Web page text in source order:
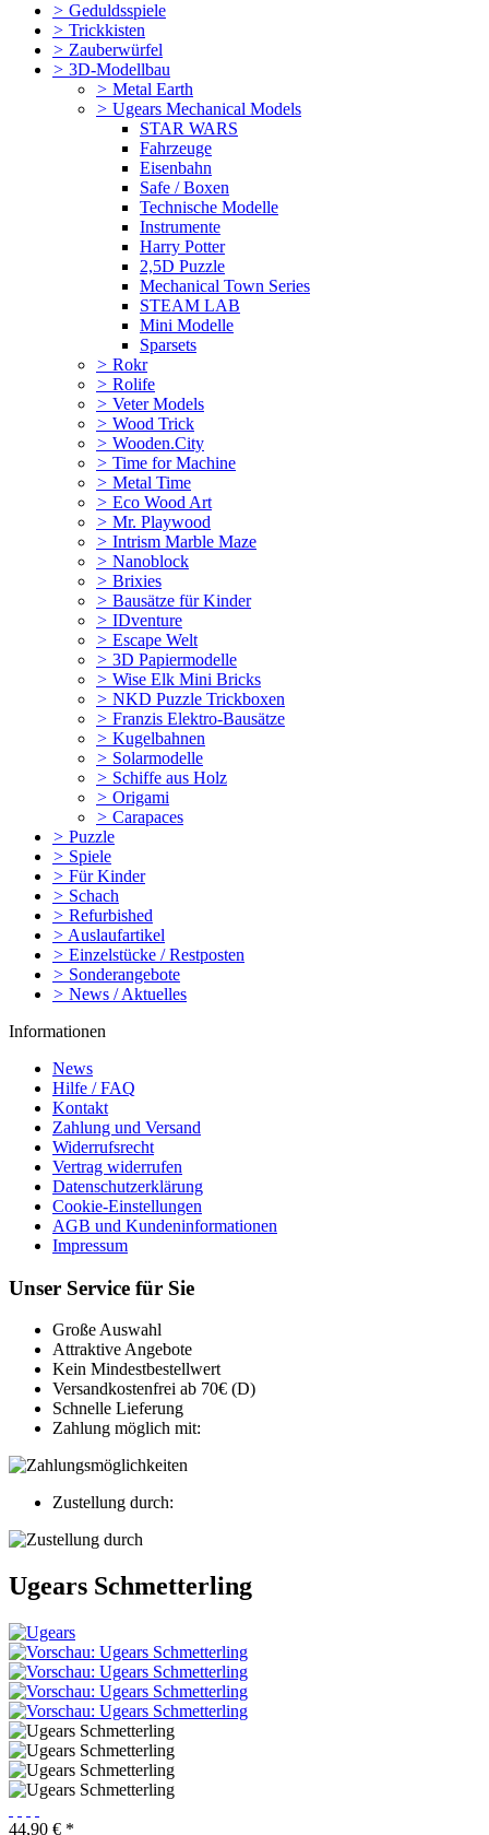
> Geduldsspiele
> Trickkisten
> Zauberwürfel
> 3D-Modellbau
> Metal Earth
> Ugears Mechanical Models
STAR WARS
Fahrzeuge
Eisenbahn
Safe / Boxen
Technische Modelle
Instrumente
Harry Potter
2,5D Puzzle
Mechanical Town Series
STEAM LAB
Mini Modelle
Sparsets
> Rokr
> Rolife
> Veter Models
> Wood Trick
> Wooden.City
> Time for Machine
> Metal Time
> Eco Wood Art
> Mr. Playwood
> Intrism Marble Maze
> Nanoblock
> Brixies
> Bausätze für Kinder
> IDventure
> Escape Welt
> 3D Papiermodelle
> Wise Elk Mini Bricks
> NKD Puzzle Trickboxen
> Franzis Elektro-Bausätze
> Kugelbahnen
> Solarmodelle
> Schiffe aus Holz
> Origami
> Carapaces
> Puzzle
> Spiele
> Für Kinder
> Schach
> Refurbished
> Auslaufartikel
> Einzelstücke / Restposten
> Sonderangebote
> News / Aktuelles
Informationen
News
Hilfe / FAQ
Kontakt
Zahlung und Versand
Widerrufsrecht
Vertrag widerrufen
Datenschutzerklärung
Cookie-Einstellungen
AGB und Kundeninformationen
Impressum
Unser Service für Sie
Große Auswahl
Attraktive Angebote
Kein Mindestbestellwert
Versandkostenfrei ab 70€ (D)
Schnelle Lieferung
Zahlung möglich mit:
Zustellung durch:
Ugears Schmetterling
44,90 € *